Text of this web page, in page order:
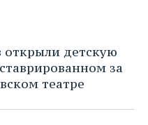
детскую
за
театре